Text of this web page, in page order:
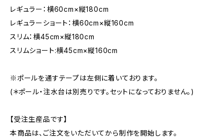
レギュラー：横60cm×縦180cm
レギュラーショート：横60cm×縦160cm
スリム：横45cm×縦180cm
スリムショート:横45cm×縦160cm
※ポールを通すテープは左側に着いております。
(＊ポール・注水台は別売りです。セットになっておりません。)
【受注生産品です】
本商品は、ご注文をいただいてから制作を開始します。